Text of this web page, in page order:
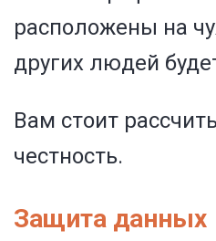
расположены на
других людей
Вам стоит
честность.
Защита данных